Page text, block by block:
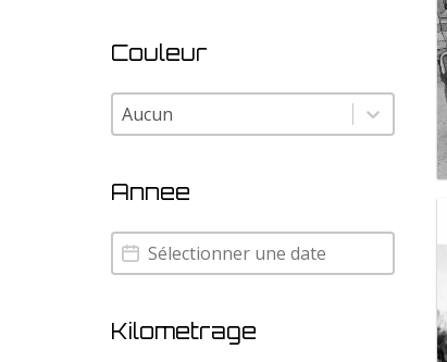
Couleur
Couleur
Couleur
Annee
Annee
Annee
Kilometrage